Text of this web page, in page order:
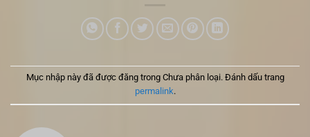
Mục nhập này đã được đăng trong Chưa phân loại. Đánh dấu trang
permalink.